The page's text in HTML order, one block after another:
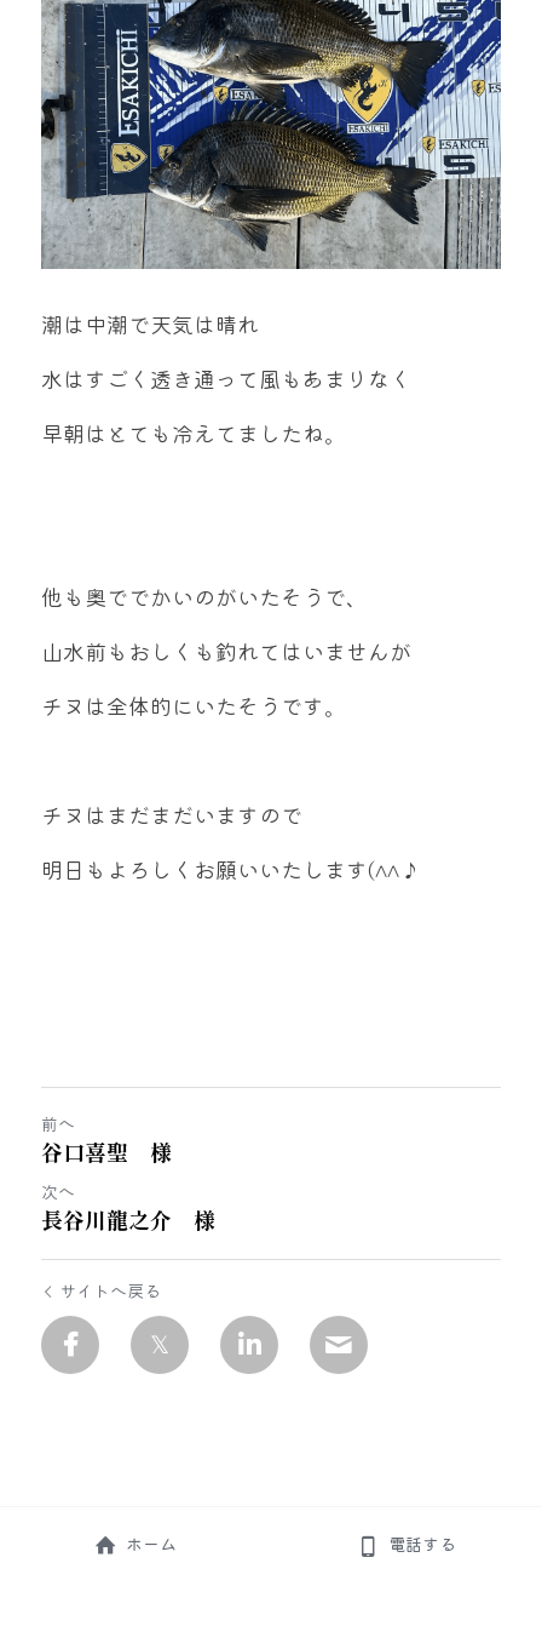
潮は中潮で天気は晴れ
水はすごく透き通って風もあまりなく
早朝はとても冷えてましたね。
他も奥ででかいのがいたそうで、
山水前もおしくも釣れてはいませんが
チヌは全体的にいたそうです。
チヌはまだまだいますので
明日もよろしくお願いいたします(^^♪
前へ
谷口喜聖 様
次へ
長谷川龍之介 様
サイトへ戻る
ホーム 電話する